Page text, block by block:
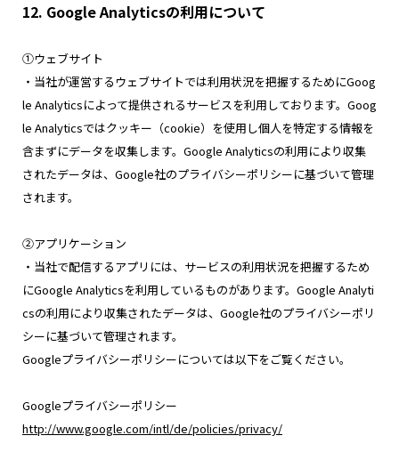
12. Google Analyticsの利用について
①ウェブサイト
・当社が運営するウェブサイトでは利用状況を把握するためにGoog
le Analyticsによって提供されるサービスを利用しております。Goog
le Analyticsではクッキー（cookie）を使用し個人を特定する情報を
含まずにデータを収集します。Google Analyticsの利用により収集
されたデータは、Google社のプライバシーポリシーに基づいて管理
されます。
②アプリケーション
・当社で配信するアプリには、サービスの利用状況を把握するため
にGoogle Analyticsを利用しているものがあります。Google Analyti
csの利用により収集されたデータは、Google社のプライバシーポリ
シーに基づいて管理されます。
Googleプライバシーポリシーについては以下をご覧ください。
Googleプライバシーポリシー
http://www.google.com/intl/de/policies/privacy/